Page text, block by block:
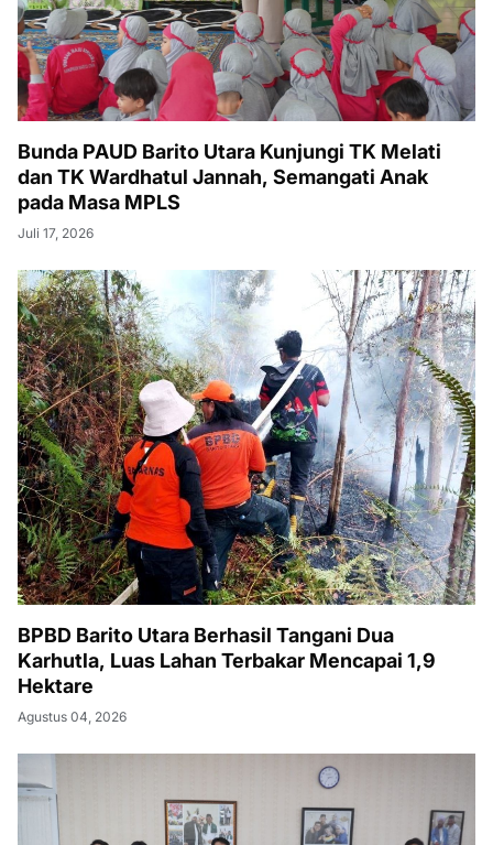
Bunda PAUD Barito Utara Kunjungi TK Melati
dan TK Wardhatul Jannah, Semangati Anak
pada Masa MPLS
Juli 17, 2026
BPBD Barito Utara Berhasil Tangani Dua
Karhutla, Luas Lahan Terbakar Mencapai 1,9
Hektare
Agustus 04, 2026